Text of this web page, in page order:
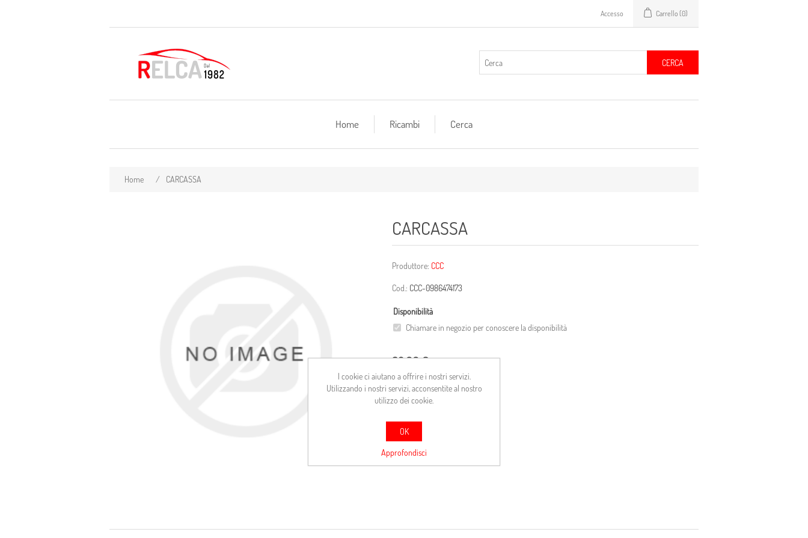
Accesso Carrello (0)
CERCA
Home Ricambi Cerca
Home / CARCASSA
CARCASSA
Produttore: CCC
Cod.: CCC-0986474173
Disponibilità
Chiamare in negozio per conoscere la disponibilità
32,00 €
ACQUISTA
I cookie ci aiutano a offrire i nostri servizi.
Utilizzando i nostri servizi, acconsentite al nostro
utilizzo dei cookie.
OK
Approfondisci